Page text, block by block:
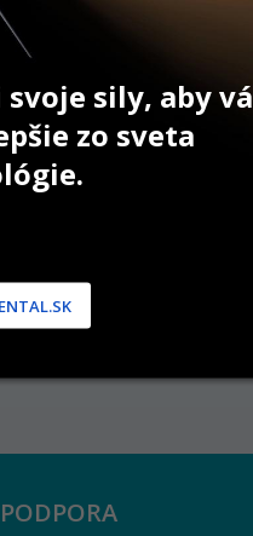
9 g
PODPORA
sily, aby
zo sveta